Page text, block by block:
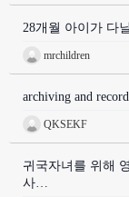
28개월 아이가 다
mrchildren
archiving and
QKSEKF
귀국자녀를 위해
사…